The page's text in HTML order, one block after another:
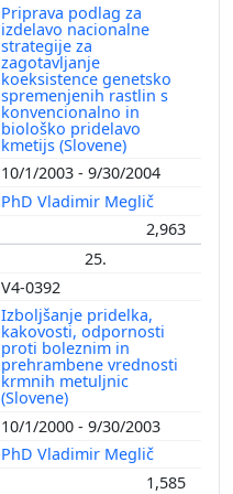
Priprava podlag za
izdelavo nacionalne
strategije za
zagotavljanje
koeksistence genetsko
spremenjenih rastlin s
konvencionalno in
biološko pridelavo
kmetijs (Slovene)
10/1/2003 - 9/30/2004
PhD Vladimir Meglič
2,963
25.
V4-0392
Izboljšanje pridelka,
kakovosti, odpornosti
proti boleznim in
prehrambene vrednosti
krmnih metuljnic
(Slovene)
10/1/2000 - 9/30/2003
PhD Vladimir Meglič
1,585